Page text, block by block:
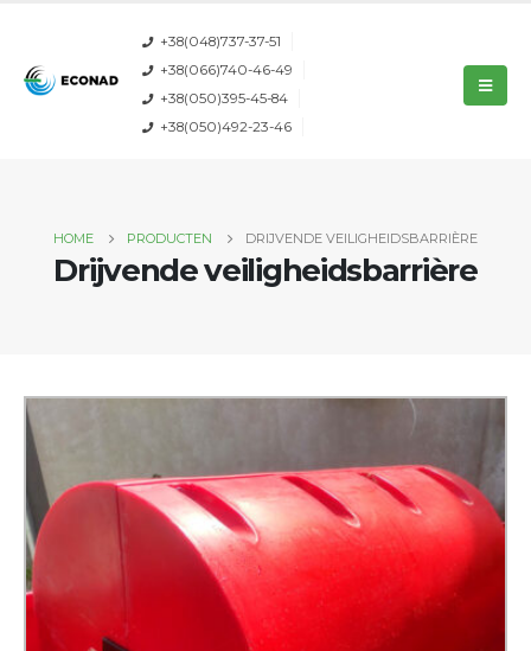
+38(048)737-37-51
+38(066)740-46-49
+38(050)395-45-84
+38(050)492-23-46
HOME PRODUCTEN DRIJVENDE VEILIGHEIDSBARRIÈRE
Drijvende veiligheidsbarrière